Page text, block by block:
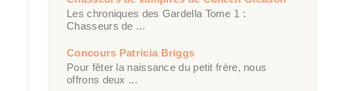
Les chroniques des Gardella Tome 1 :
Chasseurs de ...
Concours Patricia Briggs
Pour fêter la naissance du petit frère, nous
offrons deux ...